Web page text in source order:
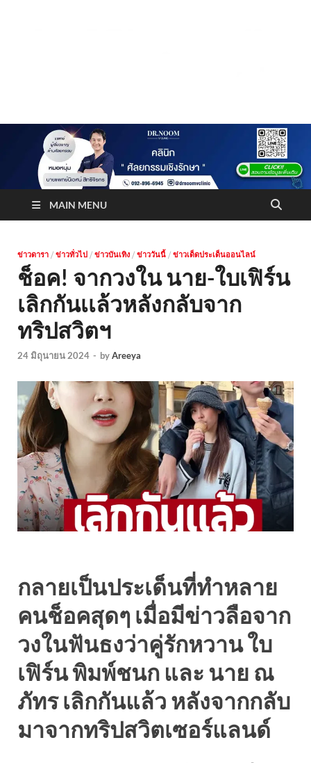
Truststoreonline
MAIN MENU
ข่าวดารา / ข่าวทั่วไป / ข่าวบันเทิง / ข่าววันนี้ / ข่าวเด็ดประเด็นออนไลน์
ช็อค! จากวงใน นาย-ใบเฟิร์น
เลิกกันเเล้วหลังกลับจาก
ทริปสวิตฯ
24 มิถุนายน 2024 - byAreeya
กลายเป็นประเด็นที่ทำหลาย
คนช็อคสุดๆ เมื่อมีข่าวลือจาก
วงในฟันธงว่าคู่รักหวาน ใบ
เฟิร์น พิมพ์ชนก และ นาย ณ
ภัทร เลิกกันแล้ว หลังจากกลับ
มาจากทริปสวิตเซอร์แลนด์